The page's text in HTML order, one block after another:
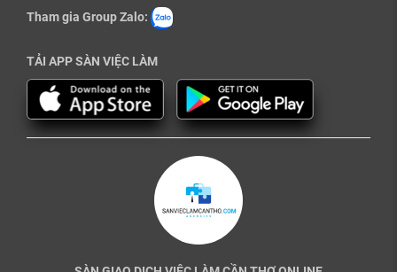
Tham gia Group Zalo:
TẢI APP SÀN VIỆC LÀM